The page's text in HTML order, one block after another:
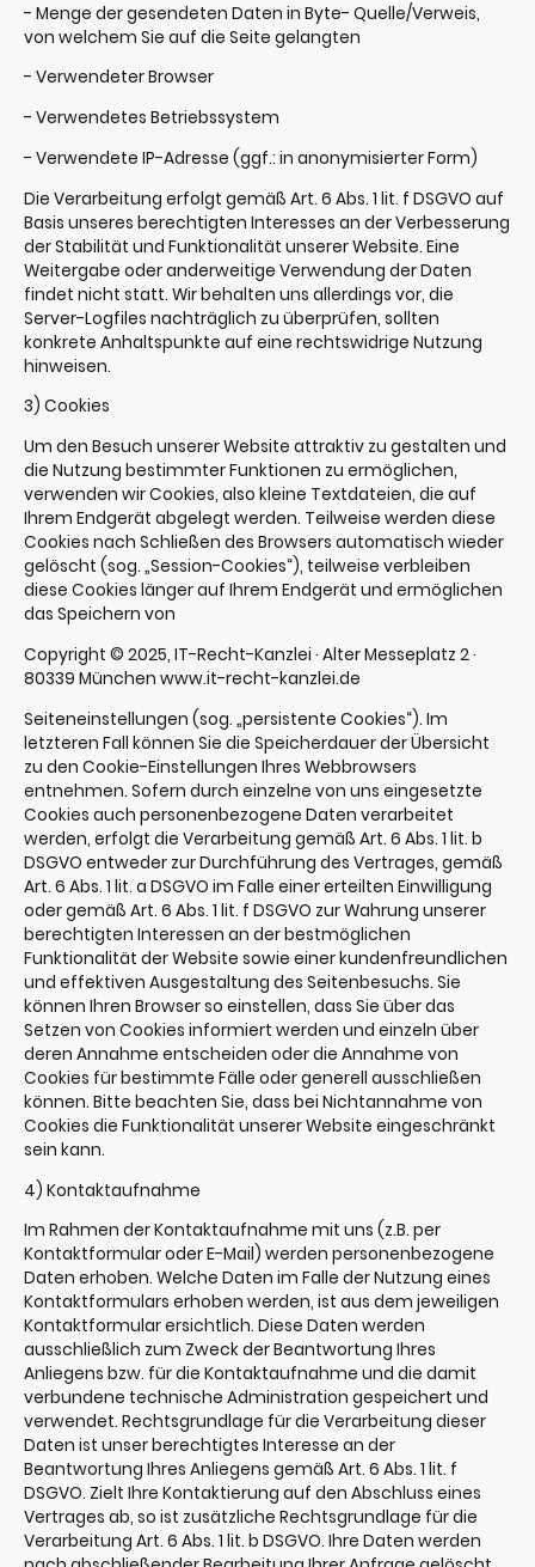
- Menge der gesendeten Daten in Byte- Quelle/Verweis,
von welchem Sie auf die Seite gelangten
- Verwendeter Browser
- Verwendetes Betriebssystem
- Verwendete IP-Adresse (ggf.: in anonymisierter Form)
Die Verarbeitung erfolgt gemäß Art. 6 Abs. 1 lit. f DSGVO auf
Basis unseres berechtigten Interesses an der Verbesserung
der Stabilität und Funktionalität unserer Website. Eine
Weitergabe oder anderweitige Verwendung der Daten
findet nicht statt. Wir behalten uns allerdings vor, die
Server-Logfiles nachträglich zu überprüfen, sollten
konkrete Anhaltspunkte auf eine rechtswidrige Nutzung
hinweisen.
3) Cookies
Um den Besuch unserer Website attraktiv zu gestalten und
die Nutzung bestimmter Funktionen zu ermöglichen,
verwenden wir Cookies, also kleine Textdateien, die auf
Ihrem Endgerät abgelegt werden. Teilweise werden diese
Cookies nach Schließen des Browsers automatisch wieder
gelöscht (sog. „Session-Cookies“), teilweise verbleiben
diese Cookies länger auf Ihrem Endgerät und ermöglichen
das Speichern von
Copyright © 2025, IT-Recht-Kanzlei · Alter Messeplatz 2 ·
80339 München www.it-recht-kanzlei.de
Seiteneinstellungen (sog. „persistente Cookies“). Im
letzteren Fall können Sie die Speicherdauer der Übersicht
zu den Cookie-Einstellungen Ihres Webbrowsers
entnehmen. Sofern durch einzelne von uns eingesetzte
Cookies auch personenbezogene Daten verarbeitet
werden, erfolgt die Verarbeitung gemäß Art. 6 Abs. 1 lit. b
DSGVO entweder zur Durchführung des Vertrages, gemäß
Art. 6 Abs. 1 lit. a DSGVO im Falle einer erteilten Einwilligung
oder gemäß Art. 6 Abs. 1 lit. f DSGVO zur Wahrung unserer
berechtigten Interessen an der bestmöglichen
Funktionalität der Website sowie einer kundenfreundlichen
und effektiven Ausgestaltung des Seitenbesuchs. Sie
können Ihren Browser so einstellen, dass Sie über das
Setzen von Cookies informiert werden und einzeln über
deren Annahme entscheiden oder die Annahme von
Cookies für bestimmte Fälle oder generell ausschließen
können. Bitte beachten Sie, dass bei Nichtannahme von
Cookies die Funktionalität unserer Website eingeschränkt
sein kann.
4) Kontaktaufnahme
Im Rahmen der Kontaktaufnahme mit uns (z.B. per
Kontaktformular oder E-Mail) werden personenbezogene
Daten erhoben. Welche Daten im Falle der Nutzung eines
Kontaktformulars erhoben werden, ist aus dem jeweiligen
Kontaktformular ersichtlich. Diese Daten werden
ausschließlich zum Zweck der Beantwortung Ihres
Anliegens bzw. für die Kontaktaufnahme und die damit
verbundene technische Administration gespeichert und
verwendet. Rechtsgrundlage für die Verarbeitung dieser
Daten ist unser berechtigtes Interesse an der
Beantwortung Ihres Anliegens gemäß Art. 6 Abs. 1 lit. f
DSGVO. Zielt Ihre Kontaktierung auf den Abschluss eines
Vertrages ab, so ist zusätzliche Rechtsgrundlage für die
Verarbeitung Art. 6 Abs. 1 lit. b DSGVO. Ihre Daten werden